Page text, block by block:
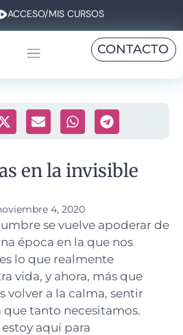
ACCESO/MIS CURSOS
CONTACTO
en la invisible
4, 2020
se vuelve apoderar de
época en la que nos
lo que realmente
vida, y ahora, más que
volver a la calma, sentir
que tanto necesitamos.
aquí para